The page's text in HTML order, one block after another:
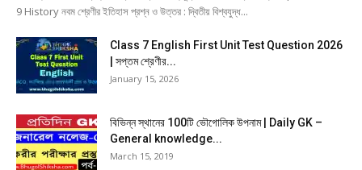
9 History নবম শ্রেণীর ইতিহাস প্রশ্ন ও উত্তর : দ্বিতীয় বিশ্বযুদ্ধ...
Class 7 English First Unit Test Question 2026
| সপ্তম শ্রেণীর...
January 15, 2026
বিভিন্ন স্থানের 100টি ভৌগোলিক উপনাম | Daily GK –
General knowledge...
March 15, 2019